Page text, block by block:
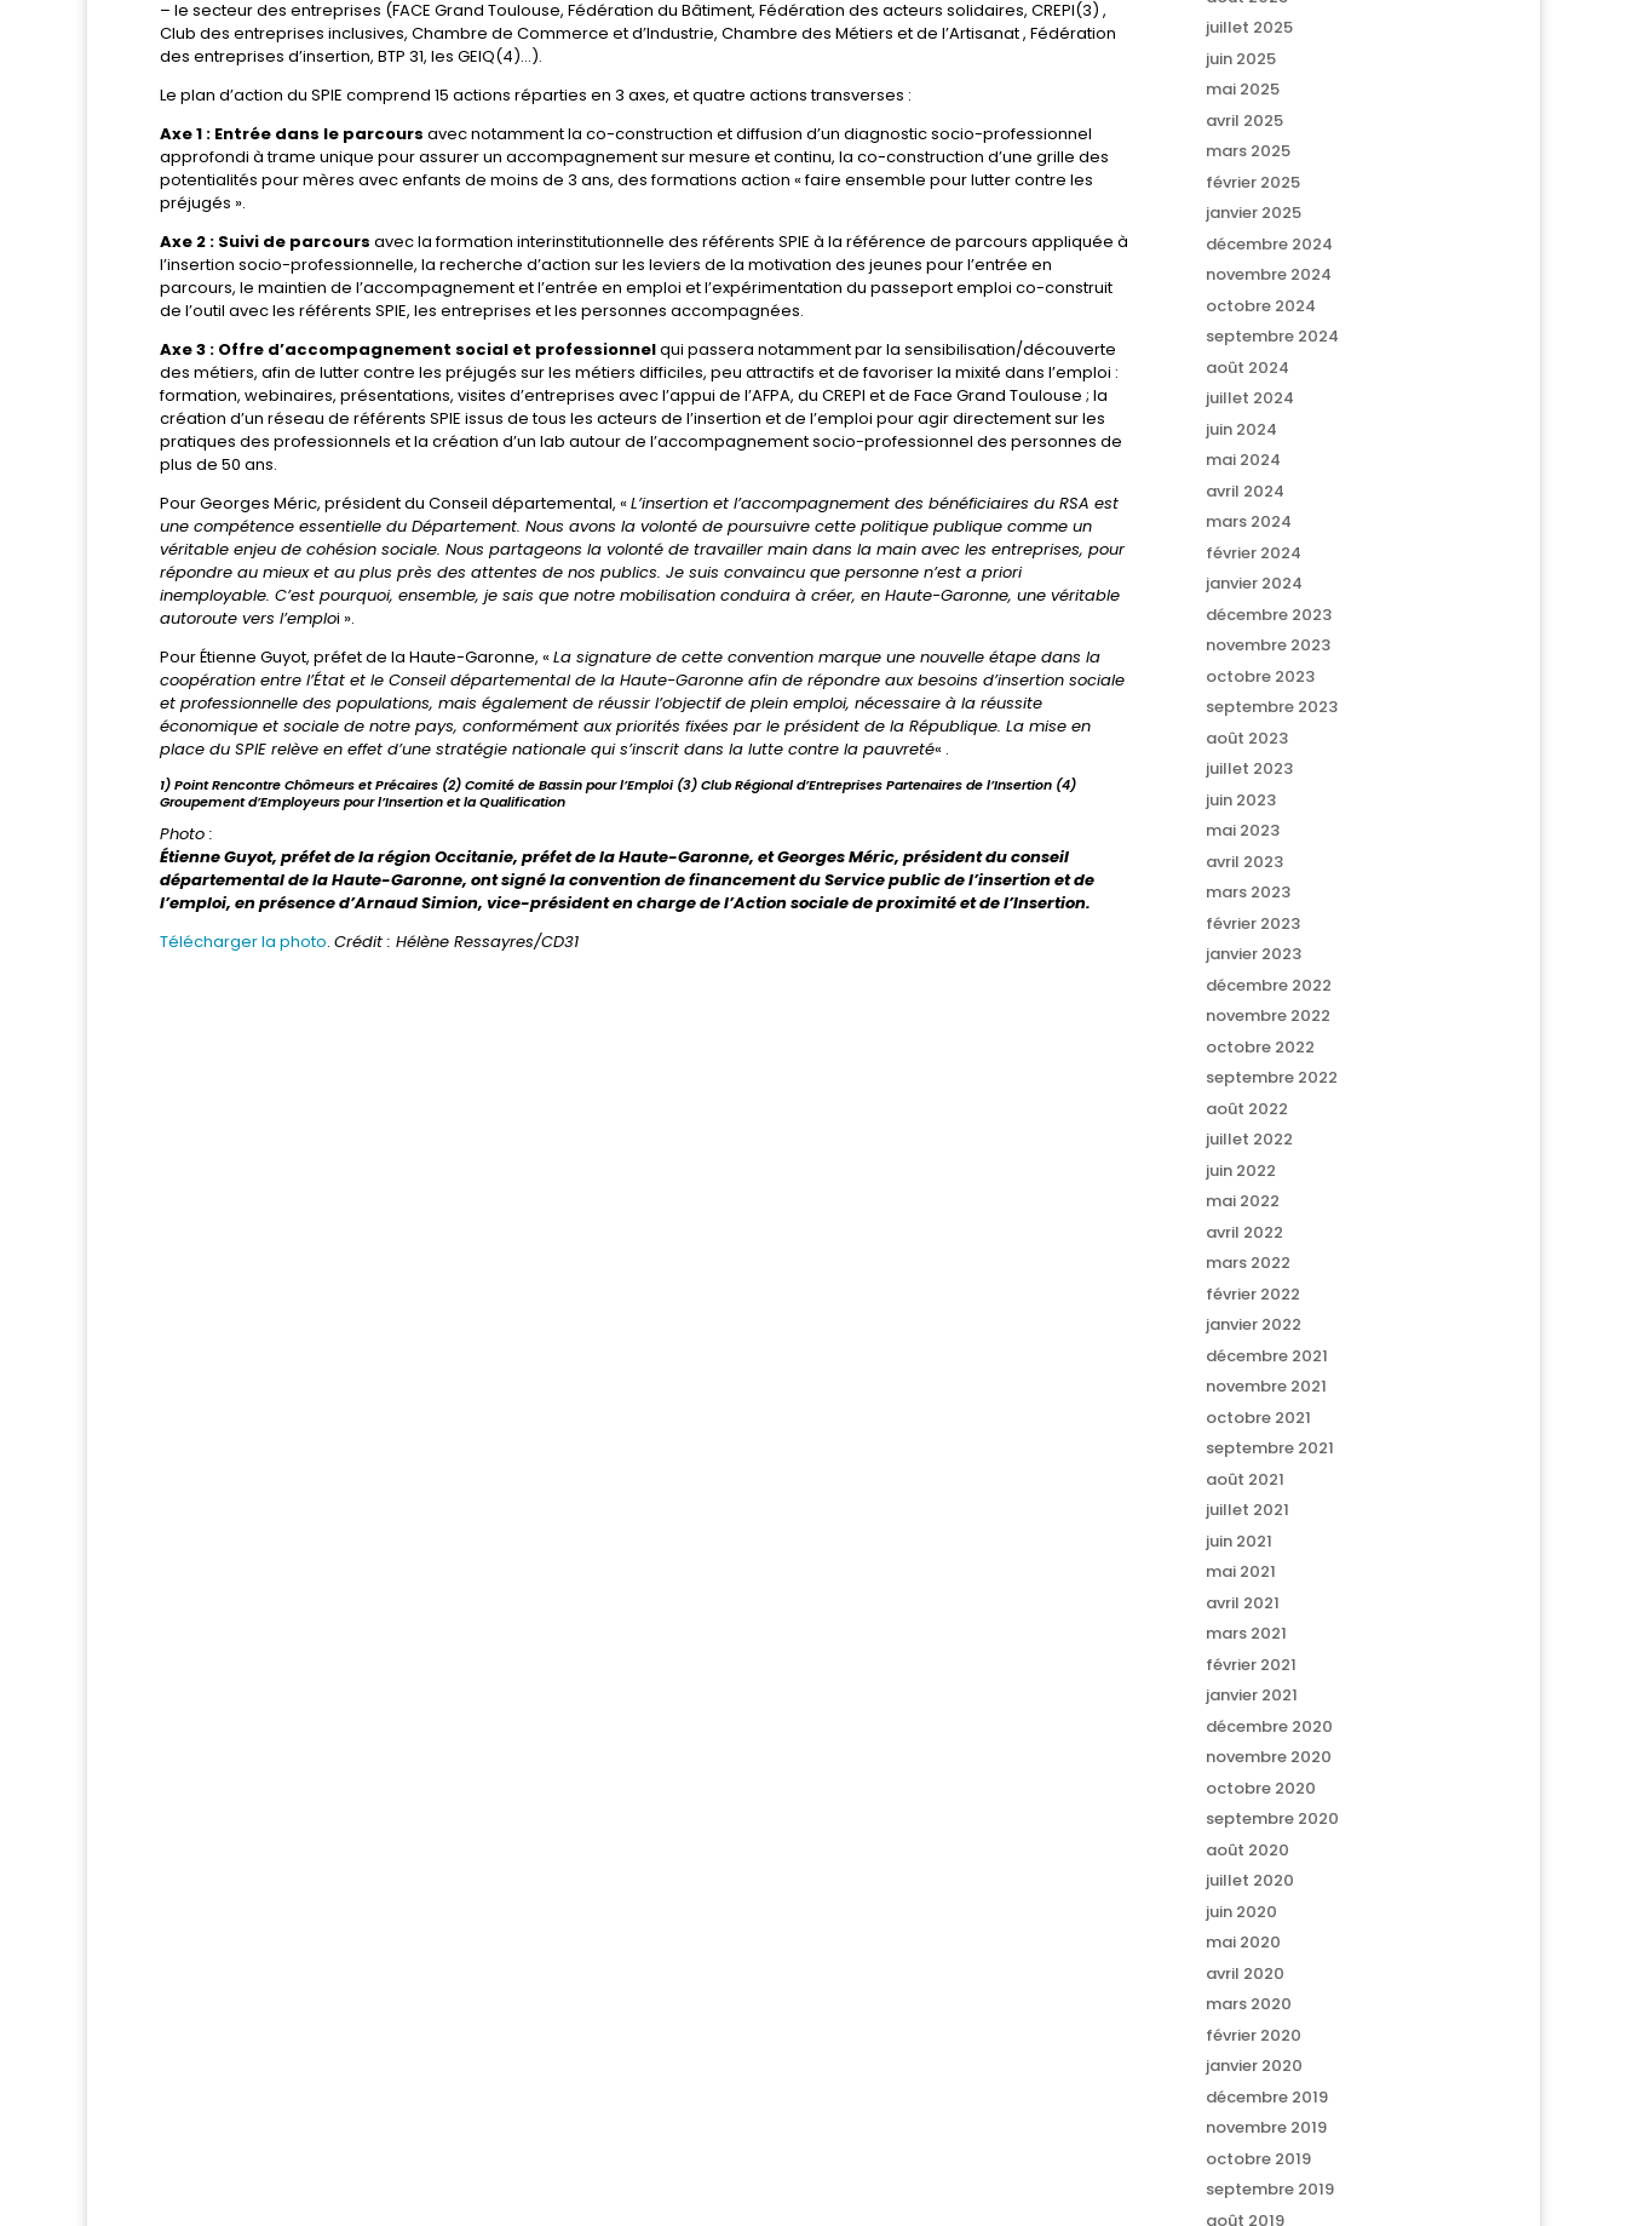
– le secteur des entreprises (FACE Grand Toulouse, Fédération du Bâtiment, Fédération des acteurs solidaires, CREPI(3) ,
Club des entreprises inclusives, Chambre de Commerce et d’Industrie, Chambre des Métiers et de l’Artisanat , Fédération
des entreprises d’insertion, BTP 31, les GEIQ(4)…).
Le plan d’action du SPIE comprend 15 actions réparties en 3 axes, et quatre actions transverses :
Axe 1 : Entrée dans le parcours avec notamment la co-construction et diffusion d’un diagnostic socio-professionnel
approfondi à trame unique pour assurer un accompagnement sur mesure et continu, la co-construction d’une grille des
potentialités pour mères avec enfants de moins de 3 ans, des formations action « faire ensemble pour lutter contre les
préjugés ».
Axe 2 : Suivi de parcours avec la formation interinstitutionnelle des référents SPIE à la référence de parcours appliquée à
l’insertion socio-professionnelle, la recherche d’action sur les leviers de la motivation des jeunes pour l’entrée en
parcours, le maintien de l’accompagnement et l’entrée en emploi et l’expérimentation du passeport emploi co-construit
de l’outil avec les référents SPIE, les entreprises et les personnes accompagnées.
Axe 3 : Offre d’accompagnement social et professionnelqui passera notamment par la sensibilisation/découverte
des métiers, afin de lutter contre les préjugés sur les métiers difficiles, peu attractifs et de favoriser la mixité dans l’emploi :
formation, webinaires, présentations, visites d’entreprises avec l’appui de l’AFPA, du CREPI et de Face Grand Toulouse ; la
création d’un réseau de référents SPIE issus de tous les acteurs de l’insertion et de l’emploi pour agir directement sur les
pratiques des professionnels et la création d’un lab autour de l’accompagnement socio-professionnel des personnes de
plus de 50 ans.
Pour Georges Méric, président du Conseil départemental, « L’insertion et l’accompagnement des bénéficiaires du RSA est
une compétence essentielle du Département. Nous avons la volonté de poursuivre cette politique publique comme un
véritable enjeu de cohésion sociale. Nous partageons la volonté de travailler main dans la main avec les entreprises, pour
répondre au mieux et au plus près des attentes de nos publics. Je suis convaincu que personne n’est a priori
inemployable. C’est pourquoi, ensemble, je sais que notre mobilisation conduira à créer, en Haute-Garonne, une véritable
autoroute vers l’emploi ».
Pour Étienne Guyot, préfet de la Haute-Garonne, « La signature de cette convention marque une nouvelle étape dans la
coopération entre l’État et le Conseil départemental de la Haute-Garonne afin de répondre aux besoins d’insertion sociale
et professionnelle des populations, mais également de réussir l’objectif de plein emploi, nécessaire à la réussite
économique et sociale de notre pays, conformément aux priorités fixées par le président de la République. La mise en
place du SPIE relève en effet d’une stratégie nationale qui s’inscrit dans la lutte contre la pauvreté« .
1) Point Rencontre Chômeurs et Précaires (2) Comité de Bassin pour l’Emploi (3) Club Régional d’Entreprises Partenaires de l’Insertion (4)
Groupement d’Employeurs pour l’Insertion et la Qualification
Photo :
Étienne Guyot, préfet de la région Occitanie, préfet de la Haute-Garonne, et Georges Méric, président du conseil
départemental de la Haute-Garonne, ont signé la convention de financement du Service public de l’insertion et de
l’emploi, en présence d’Arnaud Simion, vice-président en charge de l’Action sociale de proximité et de l’Insertion.
Télécharger la photo. Crédit : Hélène Ressayres/CD31
juillet 2025
juin 2025
mai 2025
avril 2025
mars 2025
février 2025
janvier 2025
décembre 2024
novembre 2024
octobre 2024
septembre 2024
août 2024
juillet 2024
juin 2024
mai 2024
avril 2024
mars 2024
février 2024
janvier 2024
décembre 2023
novembre 2023
octobre 2023
septembre 2023
août 2023
juillet 2023
juin 2023
mai 2023
avril 2023
mars 2023
février 2023
janvier 2023
décembre 2022
novembre 2022
octobre 2022
septembre 2022
août 2022
juillet 2022
juin 2022
mai 2022
avril 2022
mars 2022
février 2022
janvier 2022
décembre 2021
novembre 2021
octobre 2021
septembre 2021
août 2021
juillet 2021
juin 2021
mai 2021
avril 2021
mars 2021
février 2021
janvier 2021
décembre 2020
novembre 2020
octobre 2020
septembre 2020
août 2020
juillet 2020
juin 2020
mai 2020
avril 2020
mars 2020
février 2020
janvier 2020
décembre 2019
novembre 2019
octobre 2019
septembre 2019
août 2019